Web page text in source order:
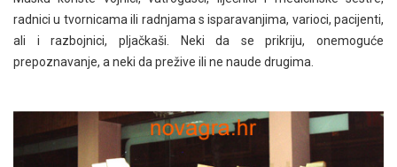
radnici u tvornicama ili radnjama s isparavanjima, varioci, pacijenti,
ali i razbojnici, pljačkaši. Neki da se prikriju, onemoguće
prepoznavanje, a neki da prežive ili ne naude drugima.